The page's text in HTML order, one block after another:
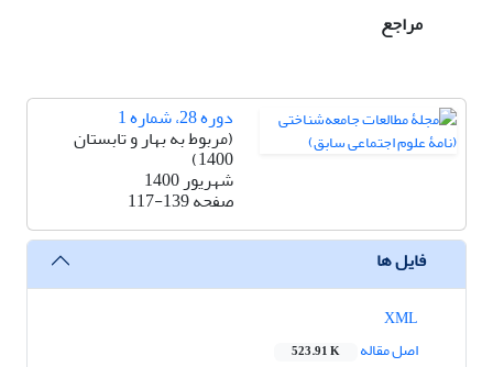
مراجع
دوره 28، شماره 1
(مربوط به بهار و تابستان
1400)
شهریور 1400
صفحه117-139
فایل ها
اصل مقاله
523.91 K